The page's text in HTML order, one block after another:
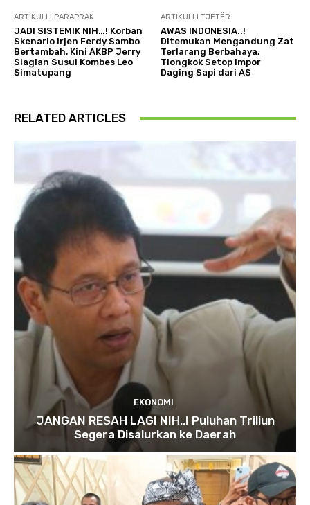
ARTIKULLI PARAPRAK
JADI SISTEMIK NIH…! Korban
Skenario Irjen Ferdy Sambo
Bertambah, Kini AKBP Jerry
Siagian Susul Kombes Leo
Simatupang
ARTIKULLI TJETËR
AWAS INDONESIA..!
Ditemukan Mengandung Zat
Terlarang Berbahaya,
Tiongkok Setop Impor
Daging Sapi dari AS
RELATED ARTICLES
EKONOMI
JANGAN RESAH LAGI NIH..! Puluhan Triliun
Segera Disalurkan ke Daerah